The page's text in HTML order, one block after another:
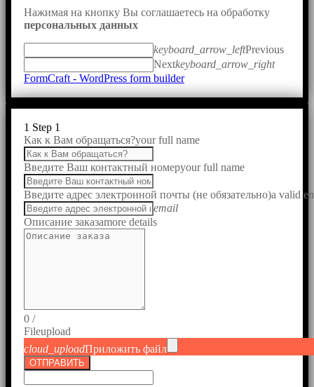
Нажимая на кнопку Вы соглашаетесь на обработку
персональных данных
keyboard_arrow_leftPrevious
Nextkeyboard_arrow_right
FormCraft - WordPress form builder
1 Step 1
Как к Вам обращаться?your full name
Введите Ваш контактный номерyour full name
Введите адрес электронной почты (не обязательно)a valid
email
Описание заказаmore details
0 /
Fileupload
cloud_uploadПриложить файл
ОТПРАВИТЬ